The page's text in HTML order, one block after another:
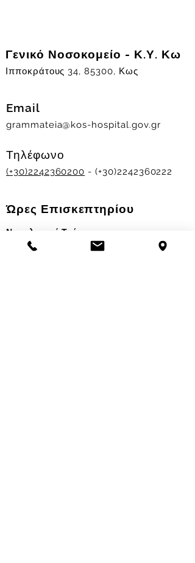
Γενικό Νοσοκομείο - Κ.Υ. Κω
Ιπποκράτους 34, 85300, Κως
Email
grammateia@kos-hospital.gov.gr
Τηλέφωνο
(+30)2242360200 - (+30)2242360222
Ώρες Επισκεπτηρίου
Νοσηλευτικά Τμήματα
Χειμερινό ωράριο: 11.00-13.00
17.30-19.30